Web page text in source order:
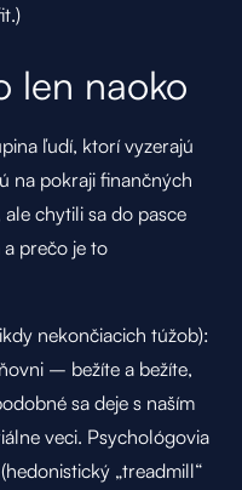
len naoko
ľudí, ktorí vyzerajú
na pokraji finančných
chytili sa do pasce
prečo je to
nekončiacich túžob):
– bežíte a bežíte,
sa deje s naším
veci. Psychológovia
„treadmill“